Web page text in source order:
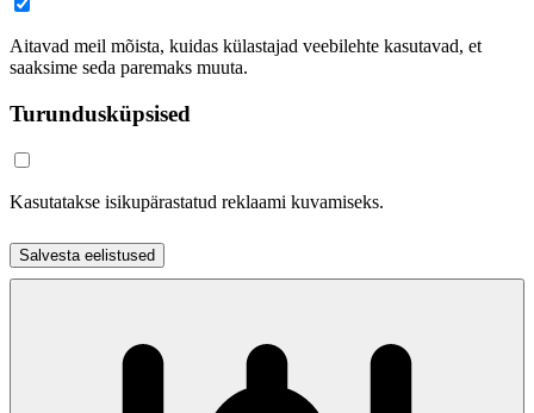
Aitavad meil mõista, kuidas külastajad veebilehte kasutavad, et
saaksime seda paremaks muuta.
Turundusküpsised
Kasutatakse isikupärastatud reklaami kuvamiseks.
Salvesta eelistused